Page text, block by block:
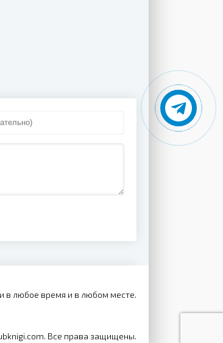
в любое время и в любом месте.
Все права защищены.